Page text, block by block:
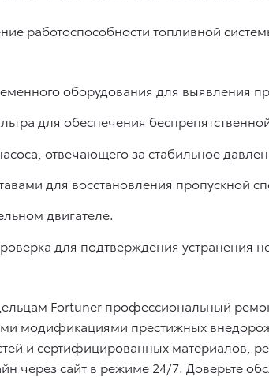
работоспособности топливной
оборудования для выявления
для обеспечения
отвечающего за стабильное
для восстановления пропускной
двигателе.
для подтверждения устранения
Fortuner профессиональный
модификациями престижных
и сертифицированных материалов,
через сайт в режиме 24/7. Доверьте